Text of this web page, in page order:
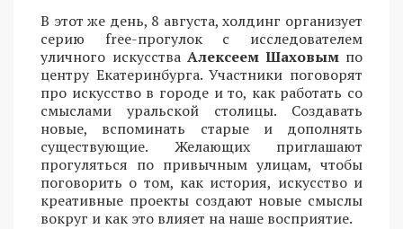
В этот же день, 8 августа, холдинг организует
серию free-прогулок с исследователем
уличного искусства Алексеем Шаховым по
центру Екатеринбурга. Участники поговорят
про искусство в городе и то, как работать со
смыслами уральской столицы. Создавать
новые, вспоминать старые и дополнять
существующие. Желающих приглашают
прогуляться по привычным улицам, чтобы
поговорить о том, как история, искусство и
креативные проекты создают новые смыслы
вокруг и как это влияет на наше восприятие.